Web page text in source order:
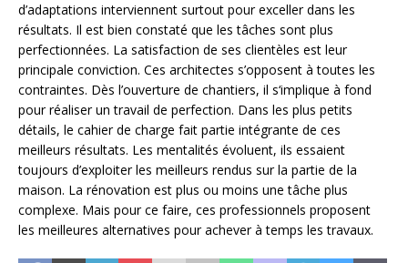
d’adaptations interviennent surtout pour exceller dans les
résultats. Il est bien constaté que les tâches sont plus
perfectionnées. La satisfaction de ses clientèles est leur
principale conviction. Ces architectes s’opposent à toutes les
contraintes. Dès l’ouverture de chantiers, il s‘implique à fond
pour réaliser un travail de perfection. Dans les plus petits
détails, le cahier de charge fait partie intégrante de ces
meilleurs résultats. Les mentalités évoluent, ils essaient
toujours d’exploiter les meilleurs rendus sur la partie de la
maison. La rénovation est plus ou moins une tâche plus
complexe. Mais pour ce faire, ces professionnels proposent
les meilleures alternatives pour achever à temps les travaux.